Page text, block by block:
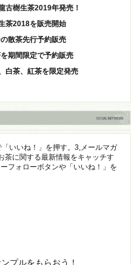
古樹生茶2019年発売！
茶2018を販売開始
散茶先行予約販売
期間限定で予約販売
白茶、紅茶を限定発売
いいね！」を押す。3,メールマガ
茶に関する最新情報をキャッチす
フォローボタンや「いいね！」を
プルをもらおう！